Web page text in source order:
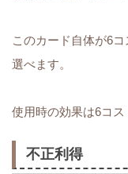
このカード自体が6
選べます。
使用時の効果は6コス
不正利得